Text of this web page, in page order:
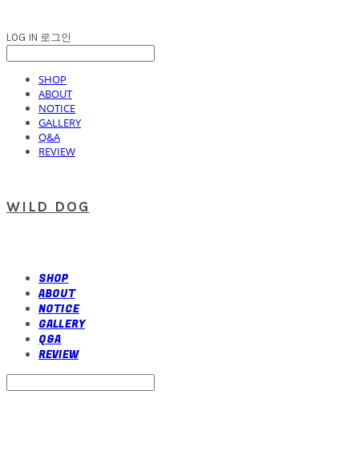
LOG IN 로그인
SHOP
ABOUT
NOTICE
GALLERY
Q&A
REVIEW
WILD DOG
SHOP
ABOUT
NOTICE
GALLERY
Q&A
REVIEW